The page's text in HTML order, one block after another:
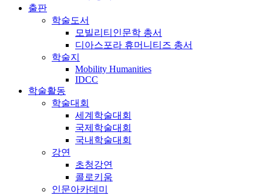
출판
학술도서
모빌리티인문학 총서
디아스포라 휴머니티즈 총서
학술지
Mobility Humanities
IDCC
학술활동
학술대회
세계학술대회
국제학술대회
국내학술대회
강연
초청강연
콜로키움
인문아카데미